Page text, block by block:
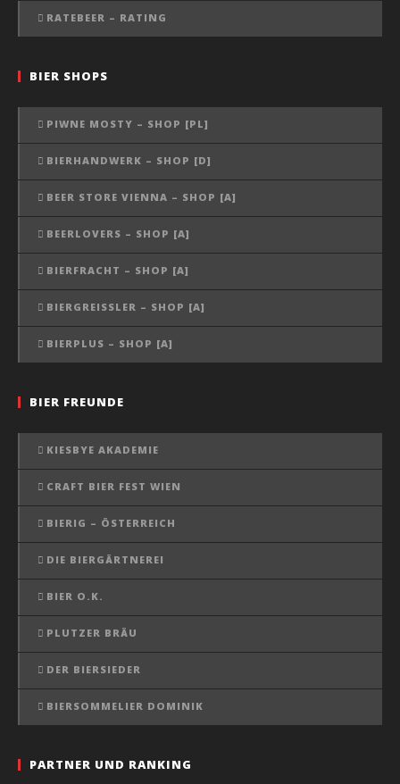
RATEBEER – RATING
BIER SHOPS
PIWNE MOSTY – SHOP [PL]
BIERHANDWERK – SHOP [D]
BEER STORE VIENNA – SHOP [A]
BEERLOVERS – SHOP [A]
BIERFRACHT – SHOP [A]
BIERGREISSLER – SHOP [A]
BIERPLUS – SHOP [A]
BIER FREUNDE
KIESBYE AKADEMIE
CRAFT BIER FEST WIEN
BIERIG – ÖSTERREICH
DIE BIERGÄRTNEREI
BIER O.K.
PLUTZER BRÄU
DER BIERSIEDER
BIERSOMMELIER DOMINIK
PARTNER UND RANKING